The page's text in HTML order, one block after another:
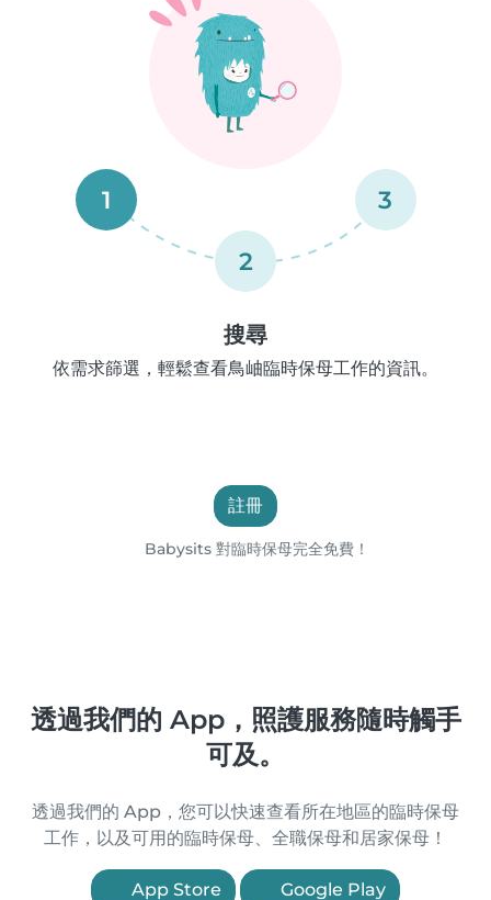
1
2
3
搜尋
依需求篩選，輕鬆查看鳥岫臨時保母工作的資訊。
註冊
Babysits 對臨時保母完全免費！
透過我們的 App，照護服務隨時觸手
可及。
透過我們的 App，您可以快速查看所在地區的臨時保母
工作，以及可用的臨時保母、全職保母和居家保母！
App Store Google Play